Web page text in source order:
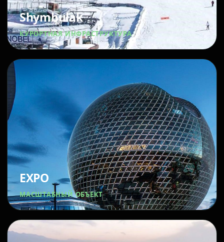
Shymbulak
КУРОРТНАЯ ИНФРАСТРУКТУРА
EXPO
МАСШТАБНЫЙ ОБЪЕКТ